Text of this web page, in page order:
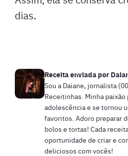
dias.
Receita enviada por
Sou a Daiane, jornalista
Receitinhas. Minha
adolescência e se tornou
favoritos. Adoro preparar
bolos e tortas! Cada
oportunidade de criar e
deliciosos com vocês!